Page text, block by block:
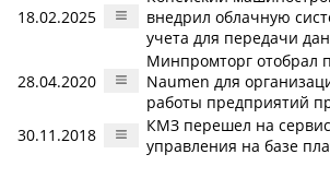
18.02.2025
внедрил облачную
учета для передачи
28.04.2020
Минпромторг отобрал
Naumen для
работы предприятий
30.11.2018
КМЗ перешел на
управления на базе